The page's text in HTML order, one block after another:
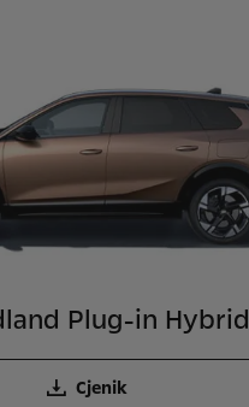
Plug-in Hybrid
Cjenik